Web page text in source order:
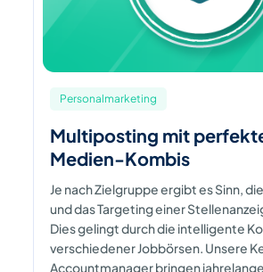
Personalmarketing
Multiposting mit
Medien-Kombis
Je nach Zielgruppe ergibt es Sinn,
und das Targeting einer
Dies gelingt durch die intelligente
verschiedener Jobbörsen. Unsere
Accountmanager bringen